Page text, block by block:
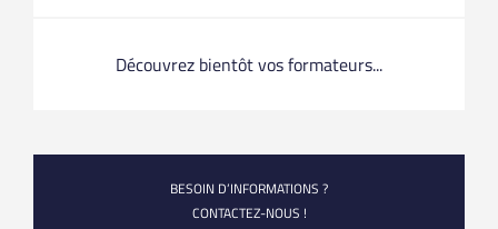
Découvrez bientôt vos formateurs...
BESOIN D’INFORMATIONS ?
CONTACTEZ-NOUS !